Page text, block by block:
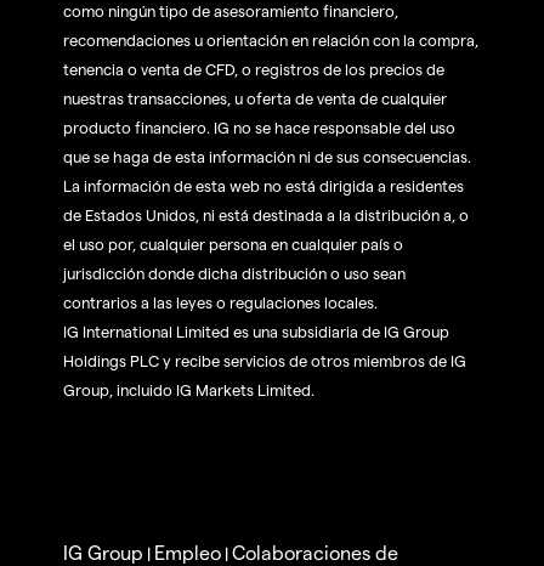
como ningún tipo de asesoramiento financiero,
recomendaciones u orientación en relación con la compra,
tenencia o venta de CFD, o registros de los precios de
nuestras transacciones, u oferta de venta de cualquier
producto financiero. IG no se hace responsable del uso
que se haga de esta información ni de sus consecuencias.
La información de esta web no está dirigida a residentes
de Estados Unidos, ni está destinada a la distribución a, o
el uso por, cualquier persona en cualquier país o
jurisdicción donde dicha distribución o uso sean
contrarios a las leyes o regulaciones locales.
IG International Limited es una subsidiaria de IG Group
Holdings PLC y recibe servicios de otros miembros de IG
Group, incluido IG Markets Limited.
IG Group | Empleo |Colaboraciones de